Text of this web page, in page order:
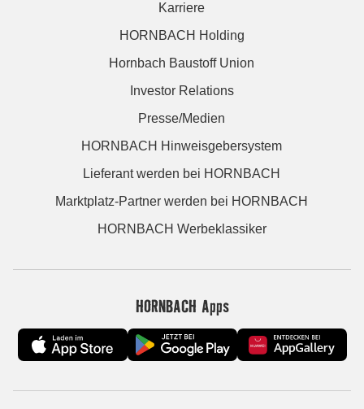
Karriere
HORNBACH Holding
Hornbach Baustoff Union
Investor Relations
Presse/Medien
HORNBACH Hinweisgebersystem
Lieferant werden bei HORNBACH
Marktplatz-Partner werden bei HORNBACH
HORNBACH Werbeklassiker
HORNBACH Apps